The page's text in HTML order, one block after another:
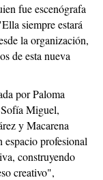
fue escenógrafa
siempre estará
la organización,
de esta nueva
por Paloma
Miguel,
y Macarena
espacio profesional
construyendo
creativo",